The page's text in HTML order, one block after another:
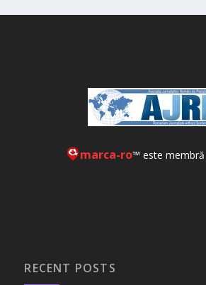
marca-ro™ este membră
RECENT POSTS